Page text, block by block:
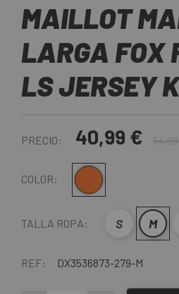
MAILLOT
LARGA FOX
LS JERSEY
PRECIO: 40,99 €
COLOR: Naranja
TALLA ROPA: S M
REF: DX3536873-279-M